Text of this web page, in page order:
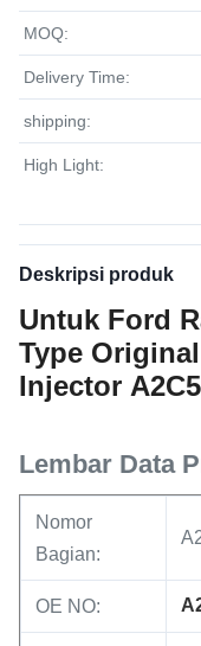
MOQ:
Delivery Time:
shipping:
High Light:
Deskripsi produk
Untuk Ford
Type
Injector
Lembar Data
Nomor
Bagian:
OE NO: